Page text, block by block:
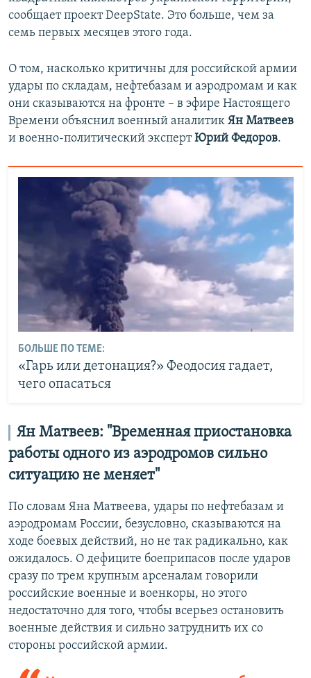
сообщает проект DeepState. Это больше, чем за
семь первых месяцев этого года.
О том, насколько критичны для российской армии
удары по складам, нефтебазам и аэродромам и как
они сказываются на фронте – в эфире Настоящего
Времени объяснил военный аналитик Ян Матвеев
и военно-политический экспертЮрий Федоров.
БОЛЬШЕ ПО ТЕМЕ:
«Гарь или детонация?» Феодосия гадает,
чего опасаться
Ян Матвеев: "Временная приостановка
работы одного из аэродромов сильно
ситуацию не меняет"
По словам Яна Матвеева, удары по нефтебазам и
аэродромам России, безусловно, сказываются на
ходе боевых действий, но не так радикально, как
ожидалось. О дефиците боеприпасов после ударов
сразу по трем крупным арсеналам говорили
российские военные и военкоры, но этого
недостаточно для того, чтобы всерьез остановить
военные действия и сильно затруднить их со
стороны российской армии.